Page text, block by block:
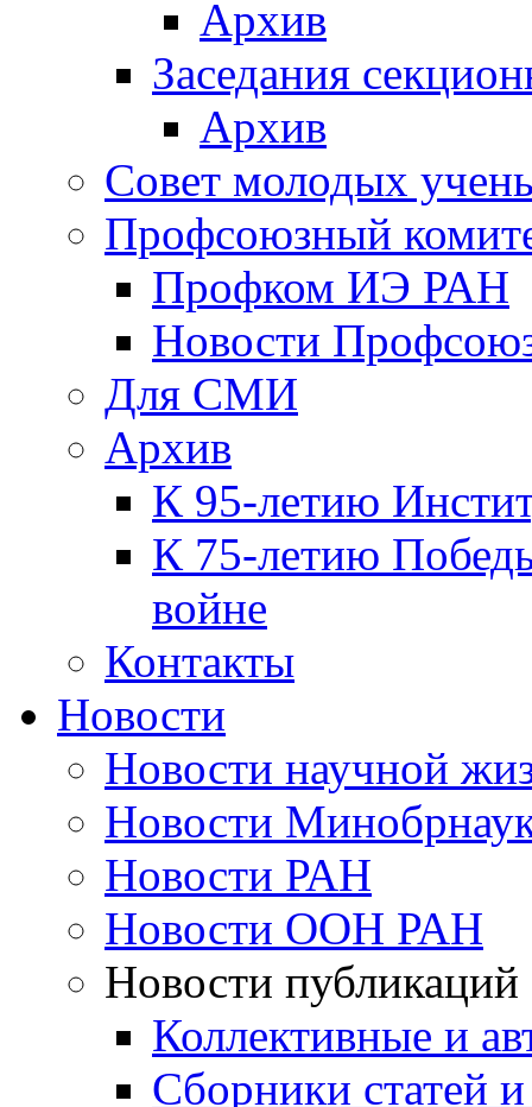
Архив
Заседания
Архив
Совет молодых
Профсоюзный
Профком ИЭ РАН
Новости
Для СМИ
Архив
К 95-летию
К 75-летию
войне
Контакты
Новости
Новости научной
Новости
Новости РАН
Новости ООН РАН
Новости публикаций
Коллективные и
Сборники статей